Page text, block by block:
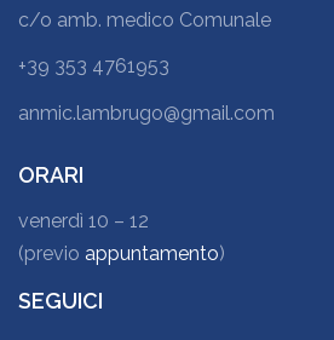
c/o amb. medico Comunale
+39 353 4761953
anmic.lambrugo@gmail.com
ORARI
venerdì 10 – 12
(previo appuntamento)
SEGUICI